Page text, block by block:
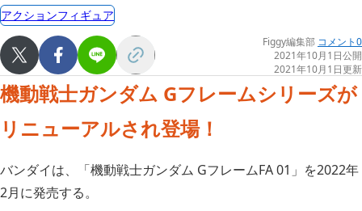
アクションフィギュア
Figgy編集部 コメント0
2021年10月1日公開
2021年10月1日更新
機動戦士ガンダム Gフレームシリーズが
リニューアルされ登場！
バンダイは、「機動戦士ガンダム GフレームFA 01」を2022年
2月に発売する。